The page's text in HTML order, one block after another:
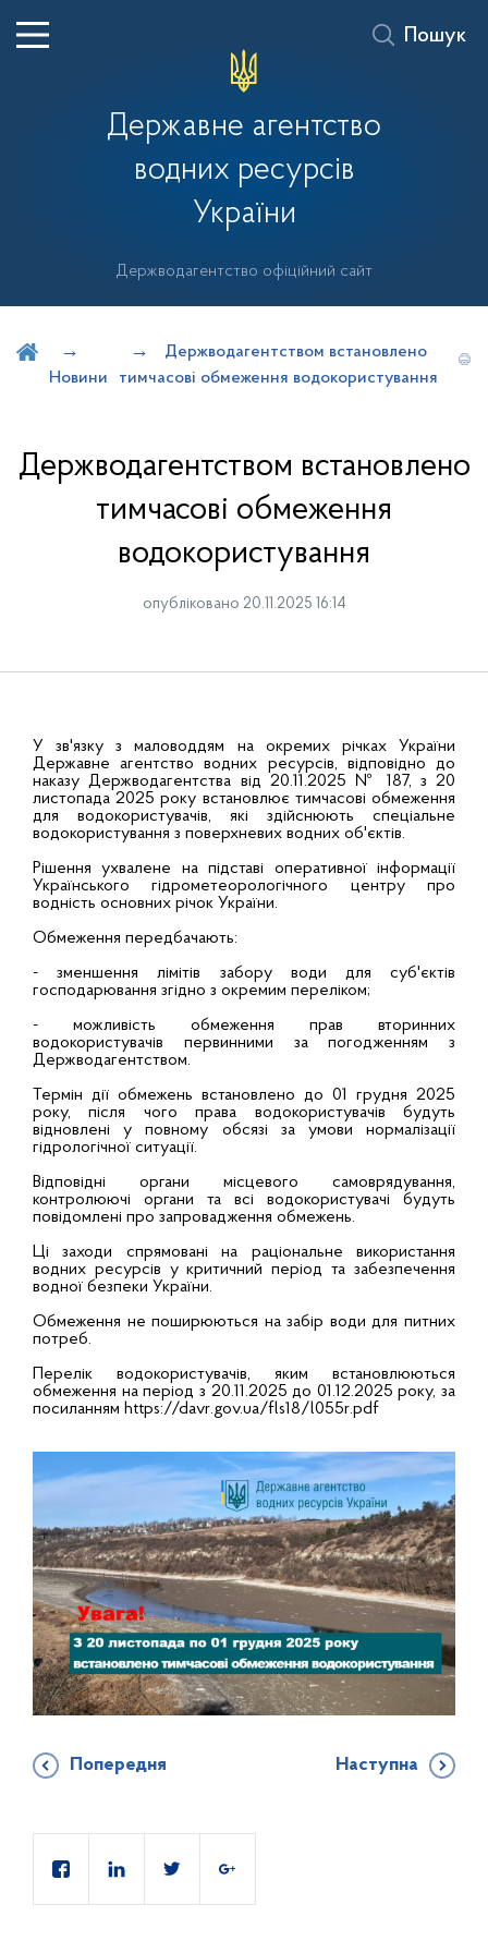
Державне агентство
водних ресурсів
України
Держводагентство офіційний сайт
Пошук
Новини
Держводагентством встановлено
тимчасові обмеження водокористування
Держводагентством встановлено
тимчасові обмеження
водокористування
опубліковано 20.11.2025 16:14
У зв'язку з маловоддям на окремих річках України
Державне агентство водних ресурсів, відповідно до
наказу Держводагентства від 20.11.2025 № 187, з 20
листопада 2025 року встановлює тимчасові обмеження
для водокористувачів, які здійснюють спеціальне
водокористування з поверхневих водних об'єктів.
Рішення ухвалене на підставі оперативної інформації
Українського гідрометеорологічного центру про
водність основних річок України.
Обмеження передбачають:
- зменшення лімітів забору води для суб'єктів
господарювання згідно з окремим переліком;
- можливість обмеження прав вторинних
водокористувачів первинними за погодженням з
Держводагентством.
Термін дії обмежень встановлено до 01 грудня 2025
року, після чого права водокористувачів будуть
відновлені у повному обсязі за умови нормалізації
гідрологічної ситуації.
Відповідні органи місцевого самоврядування,
контролюючі органи та всі водокористувачі будуть
повідомлені про запровадження обмежень.
Ці заходи спрямовані на раціональне використання
водних ресурсів у критичний період та забезпечення
водної безпеки України.
Обмеження не поширюються на забір води для питних
потреб.
Перелік водокористувачів, яким встановлюються
обмеження на період з 20.11.2025 до 01.12.2025 року, за
посиланням https://davr.gov.ua/fls18/l055r.pdf
Попередня Наступна